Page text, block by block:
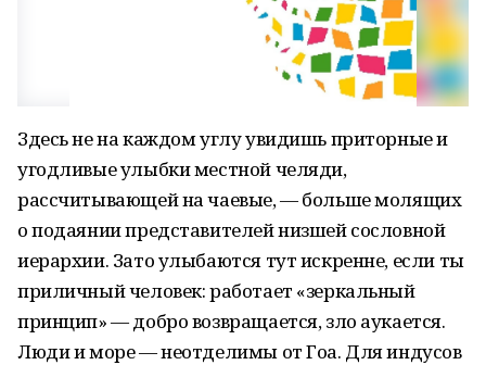
Здесь не на каждом углу увидишь приторные и
угодливые улыбки местной челяди,
рассчитывающей на чаевые, — больше молящих
о подаянии представителей низшей сословной
иерархии. Зато улыбаются тут искренне, если ты
приличный человек: работает «зеркальный
принцип» — добро возвращается, зло аукается.
Люди и море — неотделимы от Гоа. Для индусов